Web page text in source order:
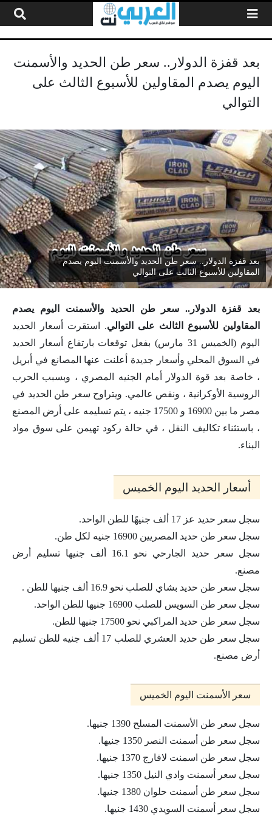
بعد قفزة الدولار.. سعر طن الحديد والأسمنت
اليوم يصدم المقاولين للأسبوع الثالث على
التوالي
بعد قفزة الدولار.. سعر طن الحديد والأسمنت اليوم يصدم
المقاولين للأسبوع الثالث على التوالي
بعد قفزة الدولار.. سعر طن الحديد والأسمنت اليوم يصدم
المقاولين للأسبوع الثالث على التوالي. استقرت أسعار الحديد
اليوم (الخميس 31 مارس) بفعل توقعات بارتفاع أسعار الحديد
في السوق المحلي وأسعار جديدة أعلنت عنها المصانع في أبريل
، خاصة بعد قوة الدولار أمام الجنيه المصري ، وبسبب الحرب
الروسية الأوكرانية ، ونقص عالمي. ويتراوح سعر طن الحديد في
مصر ما بين 16900 و 17500 جنيه ، يتم تسليمه على أرض المصنع
، باستثناء تكاليف النقل ، في حالة ركود تهيمن على سوق مواد
البناء.
أسعار الحديد اليوم الخميس
سجل سعر حديد عز 17 ألف جنيهًا للطن الواحد.
سجل سعر طن حديد المصريين 16900 جنيه لكل طن.
سجل سعر حديد الجارحي نحو 16.1 ألف جنيها تسليم أرض
مصنع.
سجل سعر طن حديد بشاي للصلب نحو 16.9 ألف جنيها للطن .
سجل سعر طن السويس للصلب 16900 جنيها للطن الواحد.
سجل سعر طن حديد المراكبي نحو 17500 جنيها للطن.
سجل سعر طن حديد العشري للصلب 17 ألف جنيه للطن تسليم
أرض مصنع.
سعر الأسمنت اليوم الخميس
سجل سعر طن الأسمنت المسلح 1390 جنيها.
سجل سعر طن أسمنت النصر 1350 جنيها.
سجل سعر طن اسمنت لافارج 1370 جنيها.
سجل سعر أسمنت وادي النيل 1350 جنيها.
سجل سعر طن أسمنت حلوان 1380 جنيها.
سجل سعر أسمنت السويدي 1430 جنيها.